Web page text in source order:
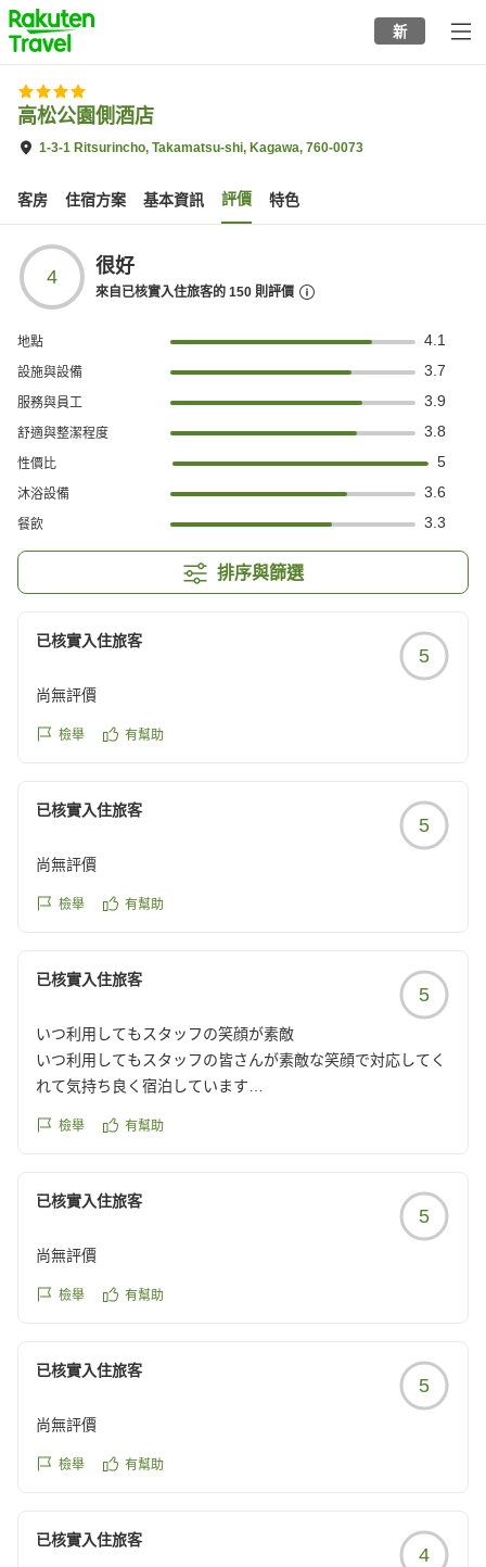
to
top
page
新
高松公園側酒店
1-3-1 Ritsurincho, Takamatsu-shi, Kagawa, 760-0073
客房 住宿方案 基本資訊 評價 特色
4 很好
來自已核實入住旅客的 150 則評價
地點 4.1
設施與設備 3.7
服務與員工 3.9
舒適與整潔程度 3.8
性價比 5
沐浴設備 3.6
餐飲 3.3
排序與篩選
已核實入住旅客
5
尚無評價
檢舉 有幫助
已核實入住旅客
5
尚無評價
檢舉 有幫助
已核實入住旅客
5
いつ利用してもスタッフの笑顔が素敵
いつ利用してもスタッフの皆さんが素敵な笑顔で対応してく
れて気持ち良く宿泊しています
クチコミの詳細はこちらから
reviewId=33123478640719
檢舉 有幫助
已核實入住旅客
5
尚無評價
檢舉 有幫助
已核實入住旅客
5
尚無評價
檢舉 有幫助
已核實入住旅客
4